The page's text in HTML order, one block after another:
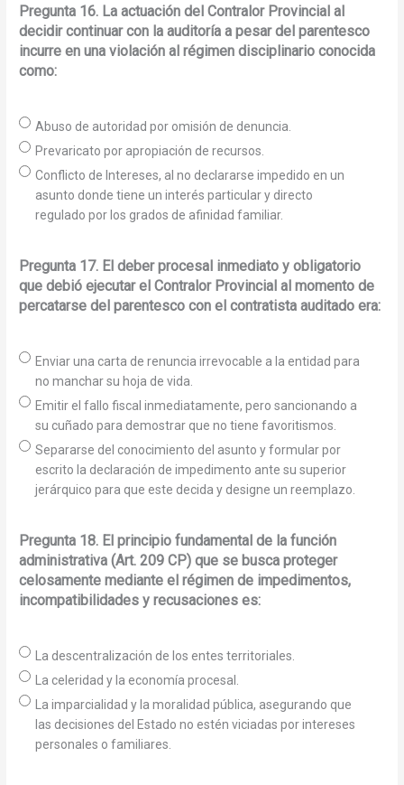
Pregunta 16. La actuación del Contralor Provincial al
decidir continuar con la auditoría a pesar del parentesco
incurre en una violación al régimen disciplinario conocida
como:
Abuso de autoridad por omisión de denuncia.
Prevaricato por apropiación de recursos.
Conflicto de Intereses, al no declararse impedido en un
asunto donde tiene un interés particular y directo
regulado por los grados de afinidad familiar.
Pregunta 17. El deber procesal inmediato y obligatorio
que debió ejecutar el Contralor Provincial al momento de
percatarse del parentesco con el contratista auditado era:
Enviar una carta de renuncia irrevocable a la entidad para
no manchar su hoja de vida.
Emitir el fallo fiscal inmediatamente, pero sancionando a
su cuñado para demostrar que no tiene favoritismos.
Separarse del conocimiento del asunto y formular por
escrito la declaración de impedimento ante su superior
jerárquico para que este decida y designe un reemplazo.
Pregunta 18. El principio fundamental de la función
administrativa (Art. 209 CP) que se busca proteger
celosamente mediante el régimen de impedimentos,
incompatibilidades y recusaciones es:
La descentralización de los entes territoriales.
La celeridad y la economía procesal.
La imparcialidad y la moralidad pública, asegurando que
las decisiones del Estado no estén viciadas por intereses
personales o familiares.